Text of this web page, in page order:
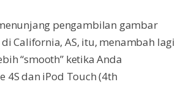
pengambilan gambar
California, AS, itu, menambah lagi
“smooth” ketika Anda
4S dan iPod Touch (4th